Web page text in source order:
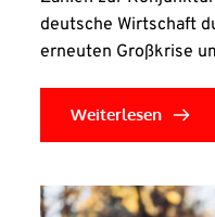
deutsche Wirtschaft
erneuten Großkrise
Weiterlesen